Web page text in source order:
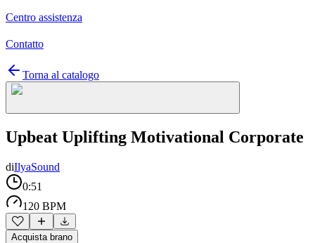
Centro assistenza
Contatto
Torna al catalogo
Upbeat Uplifting Motivational Corporate
diIlyaSound
0:51
120 BPM
Acquista brano